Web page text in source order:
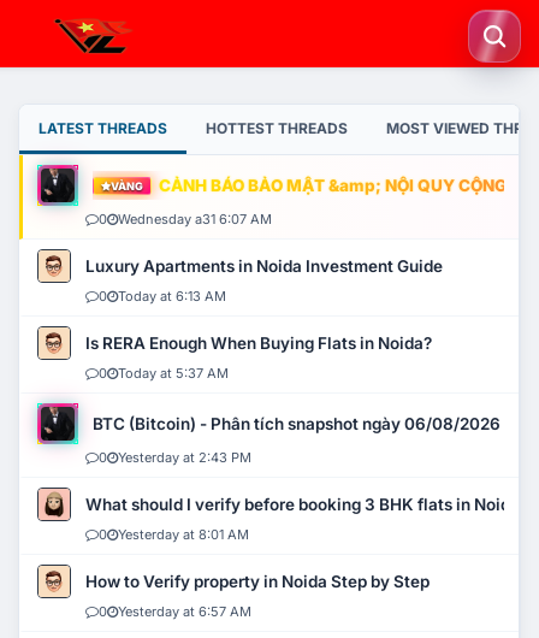
LATEST THREADS HOTTEST THREADS MOST VIEWED
VÀNG CẢNH BÁO BẢO MẬT &amp; NỘI QUY CỘNG
0 Wednesday a31 6:07 AM
Luxury Apartments in Noida Investment Guide
0 Today at 6:13 AM
Is RERA Enough When Buying Flats in Noida?
0 Today at 5:37 AM
BTC (Bitcoin) - Phân tích snapshot ngày 06/08/2026
0 Yesterday at 2:43 PM
What should I verify before booking 3 BHK flats in Noida?
0 Yesterday at 8:01 AM
How to Verify property in Noida Step by Step
0 Yesterday at 6:57 AM